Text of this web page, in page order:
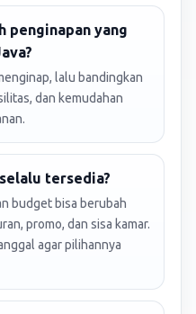
penginapan yang
lalu bandingkan
dan kemudahan
tersedia?
budget bisa berubah
promo, dan sisa kamar.
agar pilihannya